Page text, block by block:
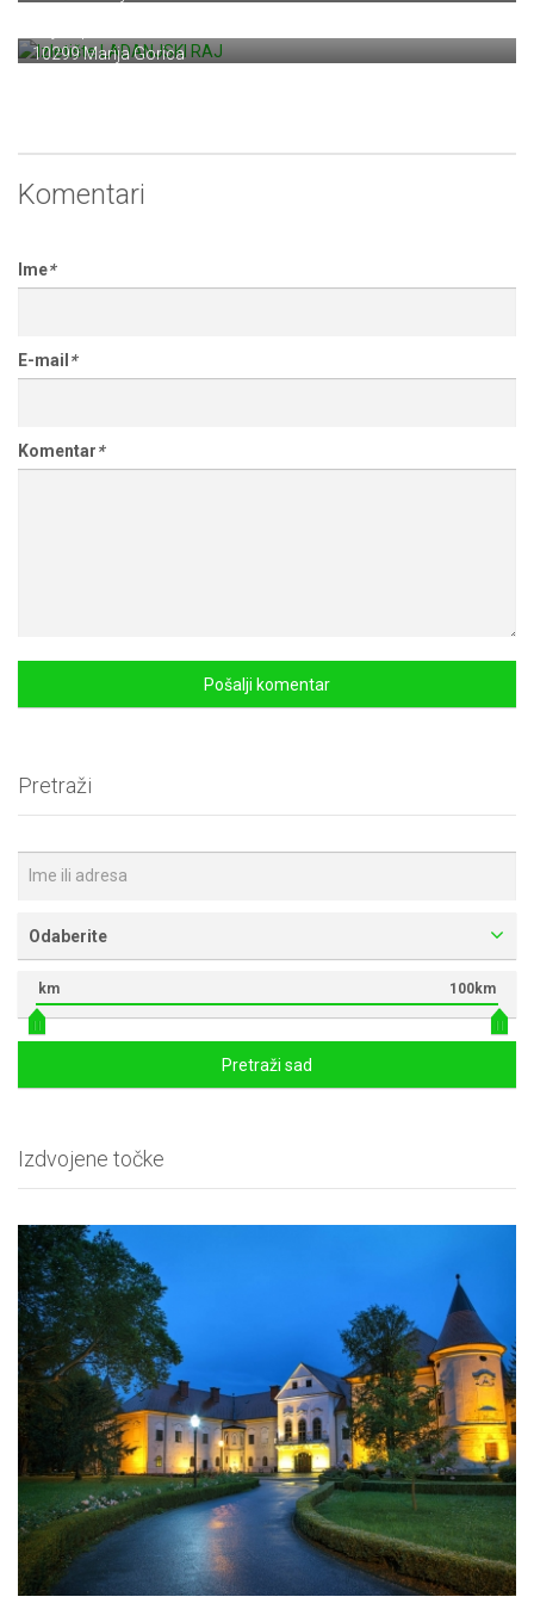
10299 Marija Gorica
Komentari
Ime*
E-mail *
Komentar*
Pretraži
Odaberite
km 100km
Pretraži sad
Izdvojene točke